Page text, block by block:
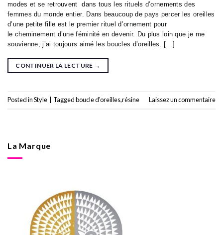
modes et se retrouvent dans tous les rituels d’ornements des
femmes du monde entier. Dans beaucoup de pays percer les oreilles
d’une petite fille est le premier rituel d’ornement pour
le cheminement d’une féminité en devenir. Du plus loin que je me
souvienne, j’ai toujours aimé les boucles d’oreilles. […]
CONTINUER LA LECTURE →
Posted inStyle Taggedboucle d'oreilles,résine Laissez un commentaire
La Marque